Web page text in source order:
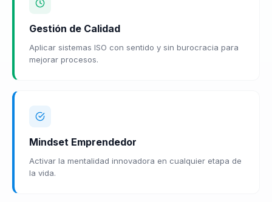
Gestión de Calidad
Aplicar sistemas ISO con sentido y sin burocracia para
mejorar procesos.
Mindset Emprendedor
Activar la mentalidad innovadora en cualquier etapa de
la vida.